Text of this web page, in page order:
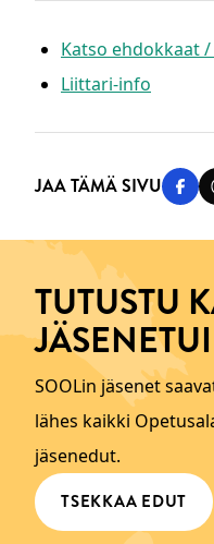
Katso ehdokkaat
Liittari-info
JAA TÄMÄ SIVU Jaa
TUTUSTU
SOOLin jäsenet
lähes kaikki
jäsenedut.
TSEKKAA EDUT